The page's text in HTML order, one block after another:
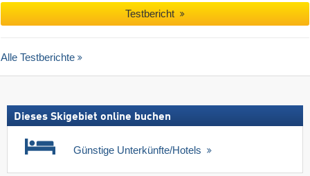
Testbericht
Alle Testberichte
Dieses Skigebiet online buchen
Günstige Unterkünfte/Hotels